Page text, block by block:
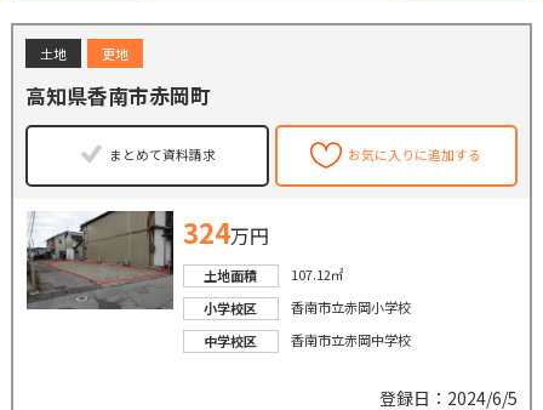
土地 更地
高知県香南市赤岡町
まとめて資料請求 お気に入りに追加する
324万円
土地面積
107.12㎡
小学校区
香南市立赤岡小学校
中学校区
香南市立赤岡中学校
登録日：2024/6/5